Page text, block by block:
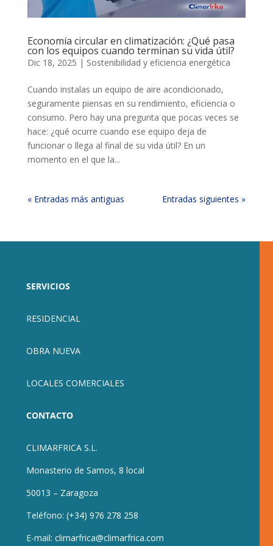
Economía circular en climatización: ¿Qué pasa
con los equipos cuando terminan su vida útil?
Dic 18, 2025 | Sostenibilidad y eficiencia energética
Cuando instalas un equipo de aire acondicionado,
seguramente piensas en su rendimiento, eficiencia o
consumo. Pero hay una pregunta que pocas veces se
hace: ¿qué ocurre cuando ese equipo deja de
funcionar o llega al final de su vida útil? En un
momento en el que la...
« Entradas más antiguas Entradas siguientes »
SERVICIOS
RESIDENCIAL
OBRA NUEVA
LOCALES COMERCIALES
CONTACTO
CLIMARFRICA S.L.
Monasterio de Samos, 8 local
50013 – Zaragoza
Teléfono: (+34) 976 278 258
E-mail: climarfrica@climarfrica.com